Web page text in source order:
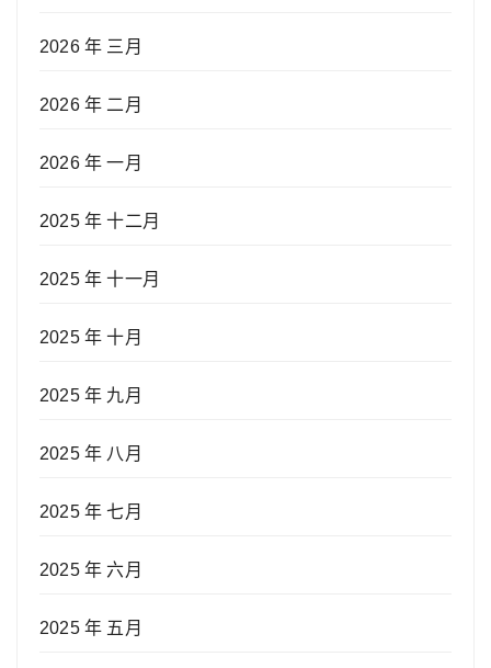
2026 年 三月
2026 年 二月
2026 年 一月
2025 年 十二月
2025 年 十一月
2025 年 十月
2025 年 九月
2025 年 八月
2025 年 七月
2025 年 六月
2025 年 五月